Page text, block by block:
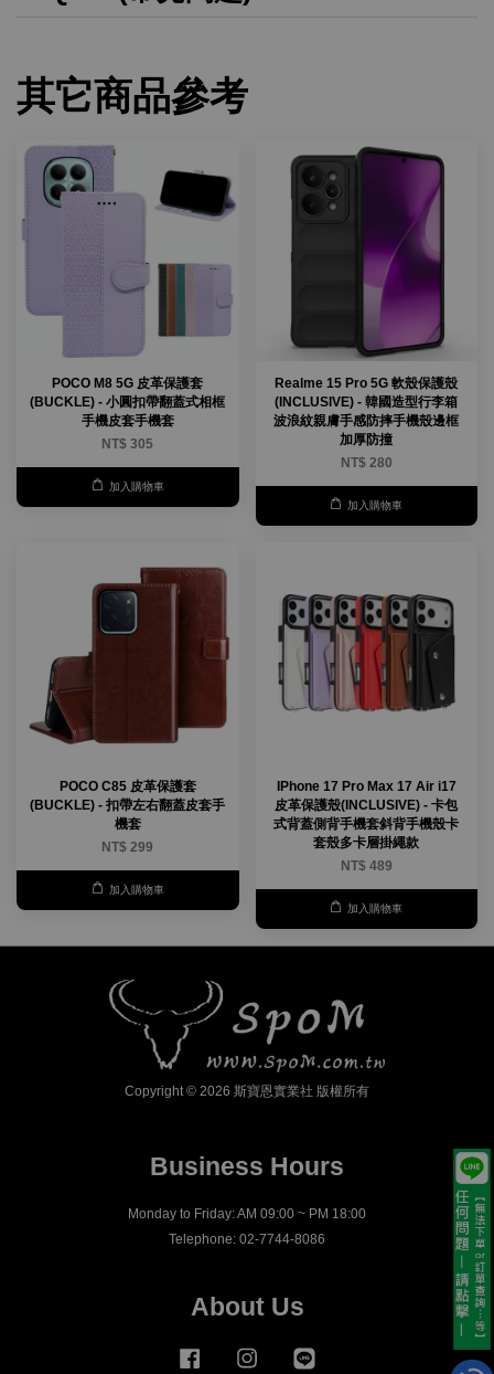
其它商品參考
POCO M8 5G 皮革保護套
(BUCKLE) - 小圓扣帶翻蓋式相框
手機皮套手機套
NT$ 305
加入購物車
Realme 15 Pro 5G 軟殼保護殼
(INCLUSIVE) - 韓國造型行李箱
波浪紋親膚手感防摔手機殼邊框
加厚防撞
NT$ 280
加入購物車
POCO C85 皮革保護套
(BUCKLE) - 扣帶左右翻蓋皮套手
機套
NT$ 299
加入購物車
IPhone 17 Pro Max 17 Air i17
皮革保護殼(INCLUSIVE) - 卡包
式背蓋側背手機套斜背手機殼卡
套殼多卡層掛繩款
NT$ 489
加入購物車
Copyright © 2026 斯寶恩實業社 版權所有
Business Hours
Monday to Friday: AM 09:00 ~ PM 18:00
Telephone: 02-7744-8086
About Us
Facebook Instagram